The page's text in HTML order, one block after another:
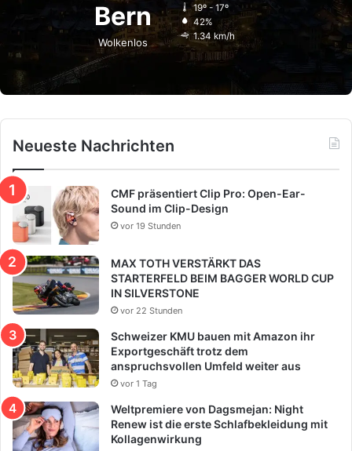
Bern
Wolkenlos
19º - 17º
42%
1.34 km/h
Neueste Nachrichten
CMF präsentiert Clip Pro: Open-Ear-
Sound im Clip-Design
vor 19 Stunden
MAX TOTH VERSTÄRKT DAS
STARTERFELD BEIM BAGGER WORLD CUP
IN SILVERSTONE
vor 22 Stunden
Schweizer KMU bauen mit Amazon ihr
Exportgeschäft trotz dem
anspruchsvollen Umfeld weiter aus
vor 1 Tag
Weltpremiere von Dagsmejan: Night
Renew ist die erste Schlafbekleidung mit
Kollagenwirkung